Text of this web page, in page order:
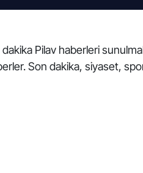
Pilav haberleri
Son dakika, siyaset,